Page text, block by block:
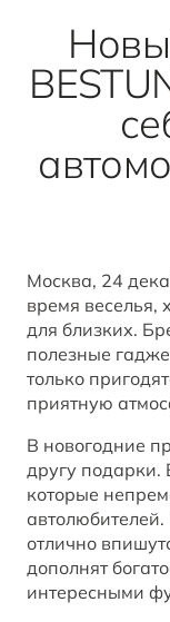
ПОЛУЧИТЬ
Акции и
Заказать
КРЕДИТ И
Клиентская
BESTUNE В
СМИ о нас
Правовая
BESTUNE В
BESTUNE в
BESTUNE в
BESTUNE в
Москва, 24
время веселья,
для близких.
полезные
только
приятную
В новогодние
другу подарки.
которые
отлично
дополнят
интересными